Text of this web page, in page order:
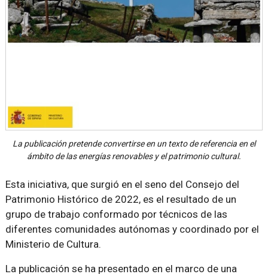
La publicación pretende convertirse en un texto de referencia en el
ámbito de las energías renovables y el patrimonio cultural.
Esta iniciativa, que surgió en el seno del Consejo del
Patrimonio Histórico de 2022, es el resultado de un
grupo de trabajo conformado por técnicos de las
diferentes comunidades autónomas y coordinado por el
Ministerio de Cultura.
La publicación se ha presentado en el marco de una